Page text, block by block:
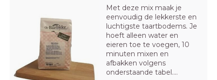
Met deze mix maak je
eenvoudig de lekkerste en
luchtigste taartbodems. Je
hoeft alleen water en
eieren toe te voegen, 10
minuten mixen en
afbakken volgens
onderstaande tabel....